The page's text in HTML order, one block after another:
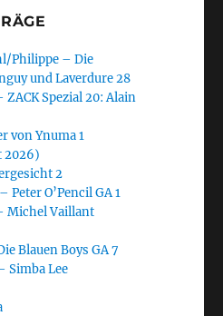
Philippe – Die
und Laverdure 28
Spezial 20: Alain
von Ynuma 1
2026)
2
Peter O’Pencil GA 1
Michel Vaillant
Blauen Boys GA 7
Simba Lee